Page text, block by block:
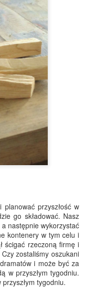
przyszłość w
go składować. Nasz
następnie wykorzystać
kontenery w tym celu i
ścigać rzeczoną firmę i
zostaliśmy oszukani
i może być za
w przyszłym tygodniu.
tygodniu.